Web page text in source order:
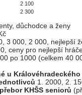
2 100
2 300
důchodce a ženy
3 000, 2 000, nejlepší
ceny pro nejlepší
po 1000 (celkem 40
u
1. 2000, 2.
přebor KHŠS seniorů